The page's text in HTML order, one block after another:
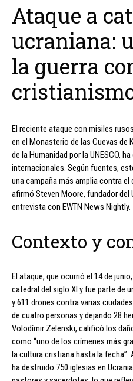
Ataque a
ucraniana:
la guerra
El reciente ataque con misiles
en el Monasterio de las Cuevas de
de la Humanidad por la UNESCO,
internacionales. Según fuentes,
una campaña más amplia contra
afirmó Steven Moore, fundador del
entrevista con EWTN News Nightly.
Contexto y
El ataque, que ocurrió el 14 de
catedral del siglo XI y fue parte de
y 611 drones contra varias
de cuatro personas y dejando 28
Volodímir Zelenski, calificó los
como “uno de los crímenes más
la cultura cristiana hasta la fecha”.
ha destruido 750 iglesias en